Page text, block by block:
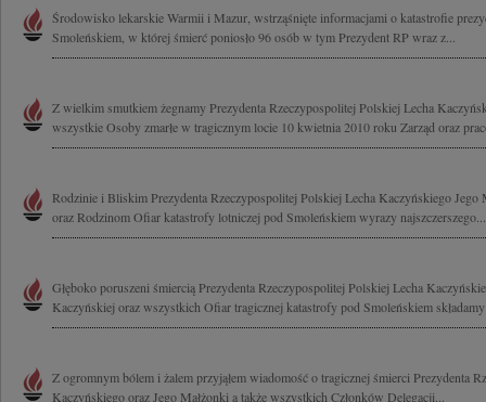
Środowisko lekarskie Warmii i Mazur, wstrząśnięte informacjami o katastrofie
Smoleńskiem, w której śmierć poniosło 96 osób w tym Prezydent RP wraz z...
Z wielkim smutkiem żegnamy Prezydenta Rzeczypospolitej Polskiej Lecha
wszystkie Osoby zmarłe w tragicznym locie 10 kwietnia 2010 roku Zarząd oraz
Rodzinie i Bliskim Prezydenta Rzeczypospolitej Polskiej Lecha Kaczyńskiego
oraz Rodzinom Ofiar katastrofy lotniczej pod Smoleńskiem wyrazy najszczerszego...
Głęboko poruszeni śmiercią Prezydenta Rzeczypospolitej Polskiej Lecha
Kaczyńskiej oraz wszystkich Ofiar tragicznej katastrofy pod Smoleńskiem
Z ogromnym bólem i żalem przyjąłem wiadomość o tragicznej śmierci Prezydenta
Kaczyńskiego oraz Jego Małżonki a także wszystkich Członków Delegacji...